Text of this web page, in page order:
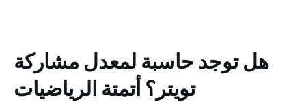
هل توجد حاسبة لمعدل مشاركة
تويتر؟ أتمتة الرياضيات